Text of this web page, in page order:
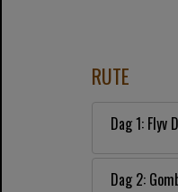
RUTE
Dag 1:
Dag 2: